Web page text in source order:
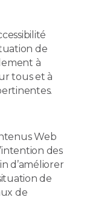
de
à
tous et à
Web
des
d’améliorer
de
de